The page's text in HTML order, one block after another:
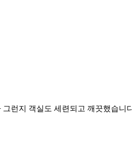
런지 객실도 세련되고 깨끗했습